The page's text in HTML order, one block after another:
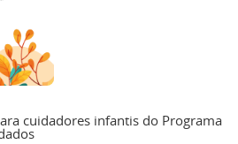
cuidadores infantis do Programa